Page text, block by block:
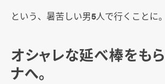
という、暑苦しい男5人で行くことに。
オシャレな延べ棒をも
ナへ。